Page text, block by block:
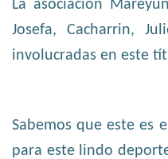
La asociación
Josefa, Cacharrin,
involucradas en este
Sabemos que este es
para este lindo